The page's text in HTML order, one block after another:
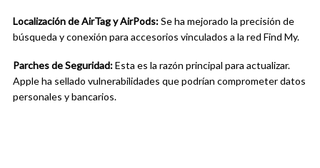
Localización de AirTag y AirPods:Se ha mejorado la precisión de
búsqueda y conexión para accesorios vinculados a la red Find My.
Parches de Seguridad:Esta es la razón principal para actualizar.
Apple ha sellado vulnerabilidades que podrían comprometer datos
personales y bancarios.